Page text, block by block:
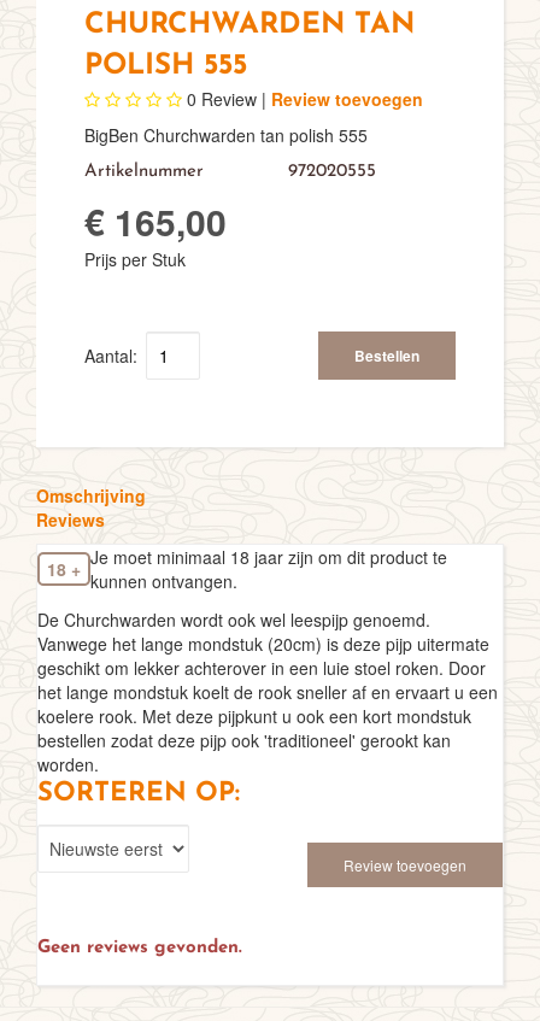
CHURCHWARDEN TAN
POLISH 555
0 Review | Review toevoegen
BigBen Churchwarden tan polish 555
Artikelnummer 972020555
€ 165,00
Prijs per Stuk
Aantal: Bestellen
Omschrijving
Reviews
18 + Je moet minimaal 18 jaar zijn om dit product te
kunnen ontvangen.
De Churchwarden wordt ook wel leespijp genoemd.
Vanwege het lange mondstuk (20cm) is deze pijp uitermate
geschikt om lekker achterover in een luie stoel roken. Door
het lange mondstuk koelt de rook sneller af en ervaart u een
koelere rook. Met deze pijpkunt u ook een kort mondstuk
bestellen zodat deze pijp ook 'traditioneel' gerookt kan
worden.
SORTEREN OP:
Review toevoegen
Geen reviews gevonden.